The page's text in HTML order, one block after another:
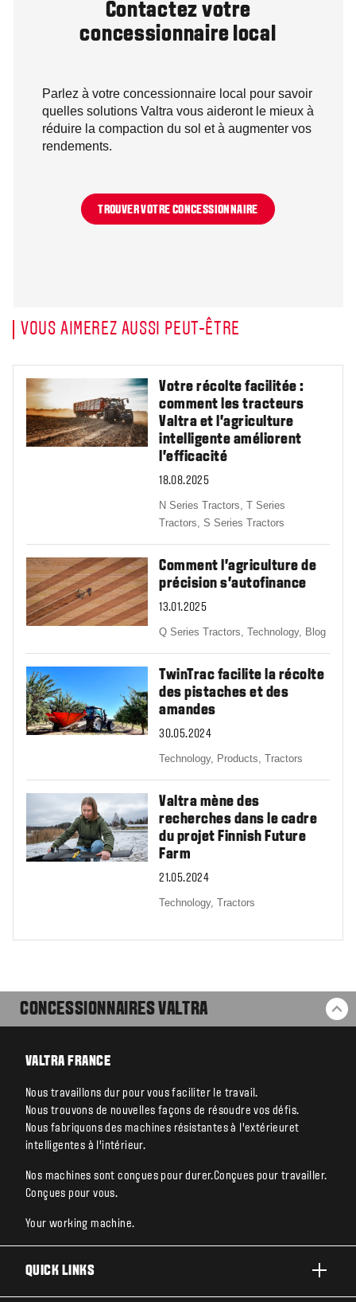
Contactez votre
concessionnaire local
Parlez à votre concessionnaire local pour savoir
quelles solutions Valtra vous aideront le mieux à
réduire la compaction du sol et à augmenter vos
rendements.
TROUVER VOTRE CONCESSIONNAIRE
VOUS AIMEREZ AUSSI PEUT-ÊTRE
Votre récolte facilitée :
comment les tracteurs
Valtra et l’agriculture
intelligente améliorent
l’efficacité
18.08.2025
N Series Tractors,T Series
Tractors,S Series Tractors
Comment l'agriculture de
précision s'autofinance
13.01.2025
Q Series Tractors,Technology, Blog
TwinTrac facilite la récolte
des pistaches et des
amandes
30.05.2024
Technology, Products,Tractors
Valtra mène des
recherches dans le cadre
du projet Finnish Future
Farm
21.05.2024
Technology,Tractors
CONCESSIONNAIRES VALTRA
VALTRA FRANCE
Nous travaillons dur pour vous faciliter le travail.
Nous trouvons de nouvelles façons de résoudre vos défis.
Nous fabriquons des machines résistantes à l’extérieuret
intelligentes à l’intérieur.
Nos machines sont conçues pour durer.Conçues pour travailler.
Conçues pour vous.
Your working machine.
QUICK LINKS